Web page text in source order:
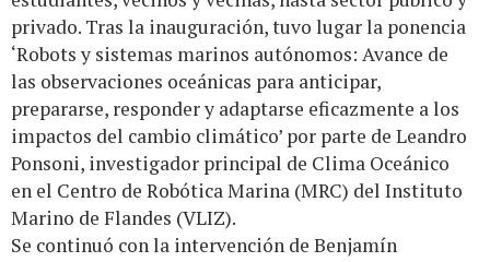
privado. Tras la inauguración, tuvo lugar la ponencia
‘Robots y sistemas marinos autónomos: Avance de
las observaciones oceánicas para anticipar,
prepararse, responder y adaptarse eficazmente a los
impactos del cambio climático’ por parte de Leandro
Ponsoni, investigador principal de Clima Oceánico
en el Centro de Robótica Marina (MRC) del Instituto
Marino de Flandes (VLIZ).
Se continuó con la intervención de Benjamín